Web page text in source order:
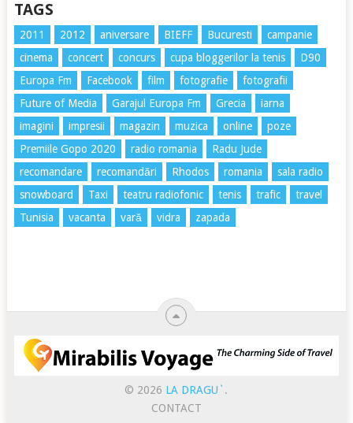
TAGS
2011 2012 aniversare BIEFF Bucuresti
campanie
cinema
concert concurs cupa bloggerilor la tenis
D90
Europa Fm
Facebook film fotografie
fotografii
Future of Media
Garajul Europa Fm Grecia
iarna
imagini
impresii magazin muzica online
poze
Premiile Gopo 2020
radio romania
Radu Jude
recomandare
recomandări Rhodos romania
sala radio
snowboard
Taxi teatru radiofonic tenis trafic
travel
Tunisia
vacanta vară vidra zapada
© 2026 LA DRAGU`.
CONTACT